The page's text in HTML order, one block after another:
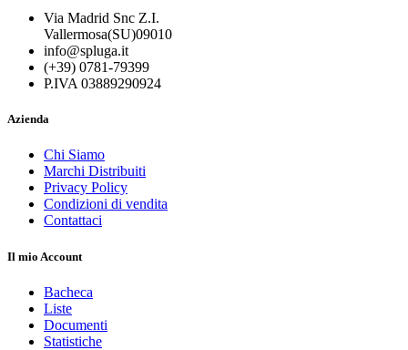
Via Madrid Snc Z.I.
Vallermosa(SU)09010
info@spluga.it
(+39) 0781-79399
P.IVA 03889290924
Azienda
Chi Siamo
Marchi Distribuiti
Privacy Policy
Condizioni di vendita
Contattaci
Il mio Account
Bacheca
Liste
Documenti
Statistiche